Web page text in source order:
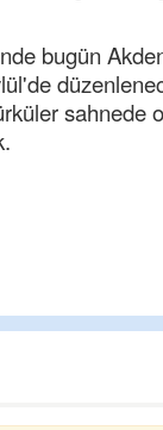
bugün
sahnede
Cengiz
Başkana
senedir
terbiyesi